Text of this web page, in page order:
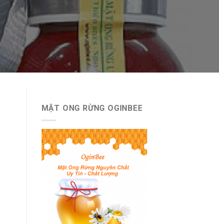
MẬT ONG RỪNG OGINBEE